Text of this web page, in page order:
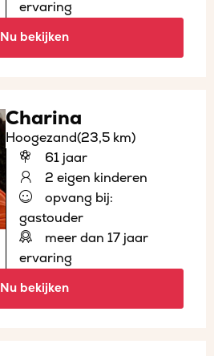
ervaring
Nu bekijken
Charina
Hoogezand(23,5 km)
61 jaar
2 eigen kinderen
opvang bij:
gastouder
meer dan 17 jaar
ervaring
Nu bekijken